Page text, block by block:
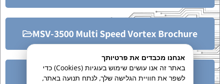
MSV-3500 Multi Speed Vortex Brochure
Grant Scientific Product Overview
אנחנו מכבדים את פרטיותך
באתר זה אנו עושים שימוש בעוגיות (Cookies) כדי
לשפר את חוויית הגלישה שלך, לנתח תנועה באתר,